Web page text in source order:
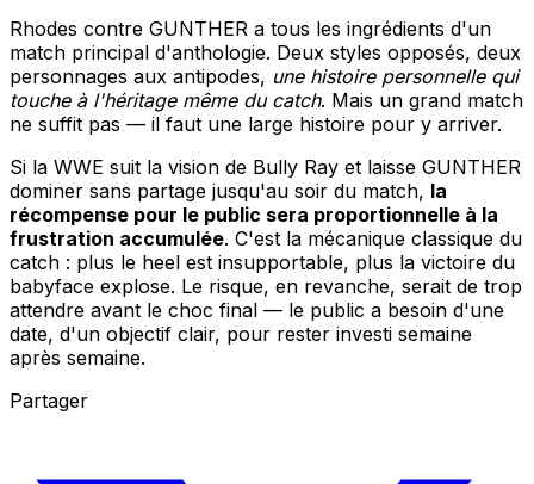
Rhodes contre GUNTHER a tous les ingrédients d'un
match principal d'anthologie. Deux styles opposés, deux
personnages aux antipodes, une histoire personnelle qui
touche à l'héritage même du catch. Mais un grand match
ne suffit pas — il faut une large histoire pour y arriver.
Si la WWE suit la vision de Bully Ray et laisse GUNTHER
dominer sans partage jusqu'au soir du match, la
récompense pour le public sera proportionnelle à la
frustration accumulée. C'est la mécanique classique du
catch : plus le heel est insupportable, plus la victoire du
babyface explose. Le risque, en revanche, serait de trop
attendre avant le choc final — le public a besoin d'une
date, d'un objectif clair, pour rester investi semaine
après semaine.
Partager